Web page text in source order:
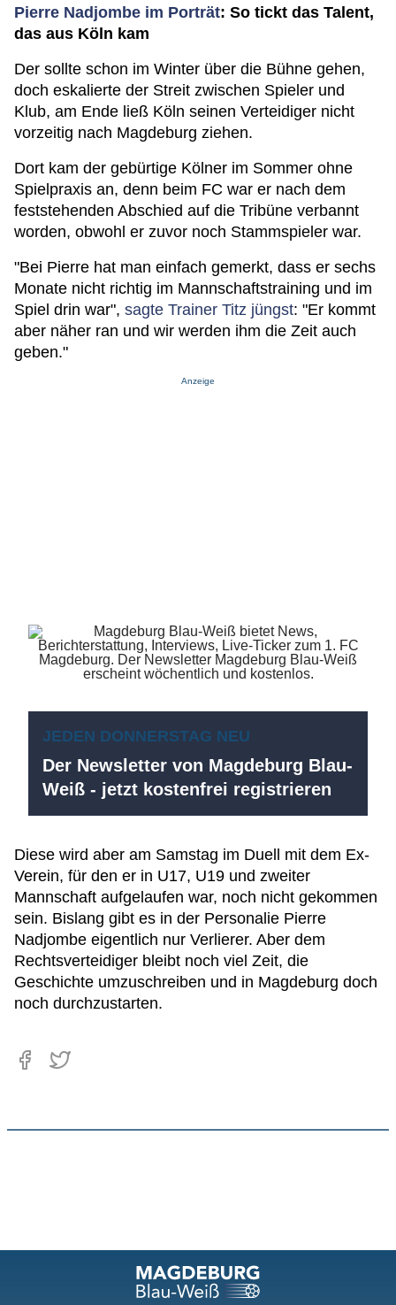
Pierre Nadjombe im Porträt: So tickt das Talent,
das aus Köln kam
Der sollte schon im Winter über die Bühne gehen,
doch eskalierte der Streit zwischen Spieler und
Klub, am Ende ließ Köln seinen Verteidiger nicht
vorzeitig nach Magdeburg ziehen.
Dort kam der gebürtige Kölner im Sommer ohne
Spielpraxis an, denn beim FC war er nach dem
feststehenden Abschied auf die Tribüne verbannt
worden, obwohl er zuvor noch Stammspieler war.
"Bei Pierre hat man einfach gemerkt, dass er sechs
Monate nicht richtig im Mannschaftstraining und im
Spiel drin war", sagte Trainer Titz jüngst: "Er kommt
aber näher ran und wir werden ihm die Zeit auch
geben."
Anzeige
JEDEN DONNERSTAG NEU
Der Newsletter von Magdeburg Blau-
Weiß - jetzt kostenfrei registrieren
Diese wird aber am Samstag im Duell mit dem Ex-
Verein, für den er in U17, U19 und zweiter
Mannschaft aufgelaufen war, noch nicht gekommen
sein. Bislang gibt es in der Personalie Pierre
Nadjombe eigentlich nur Verlierer. Aber dem
Rechtsverteidiger bleibt noch viel Zeit, die
Geschichte umzuschreiben und in Magdeburg doch
noch durchzustarten.